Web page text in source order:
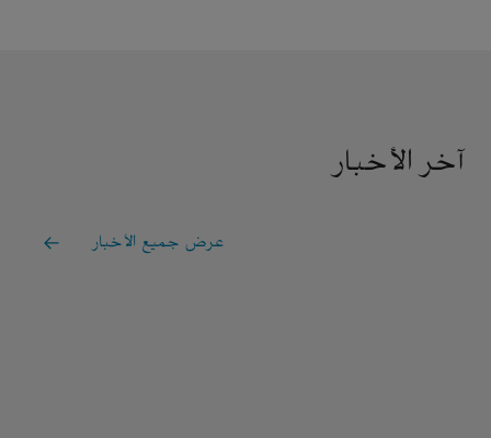
آخر الأخبار
عرض جميع الأخبار